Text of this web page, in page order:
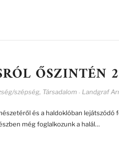
ŐSZINTÉN
szépség, Társadalom - Landgraf
és a haldoklóban
még foglalkozunk a halál…